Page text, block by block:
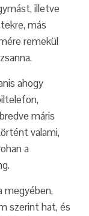
illetve
más
remekül
ahogy
máris
valami,
a
megyében,
szerint hat, és